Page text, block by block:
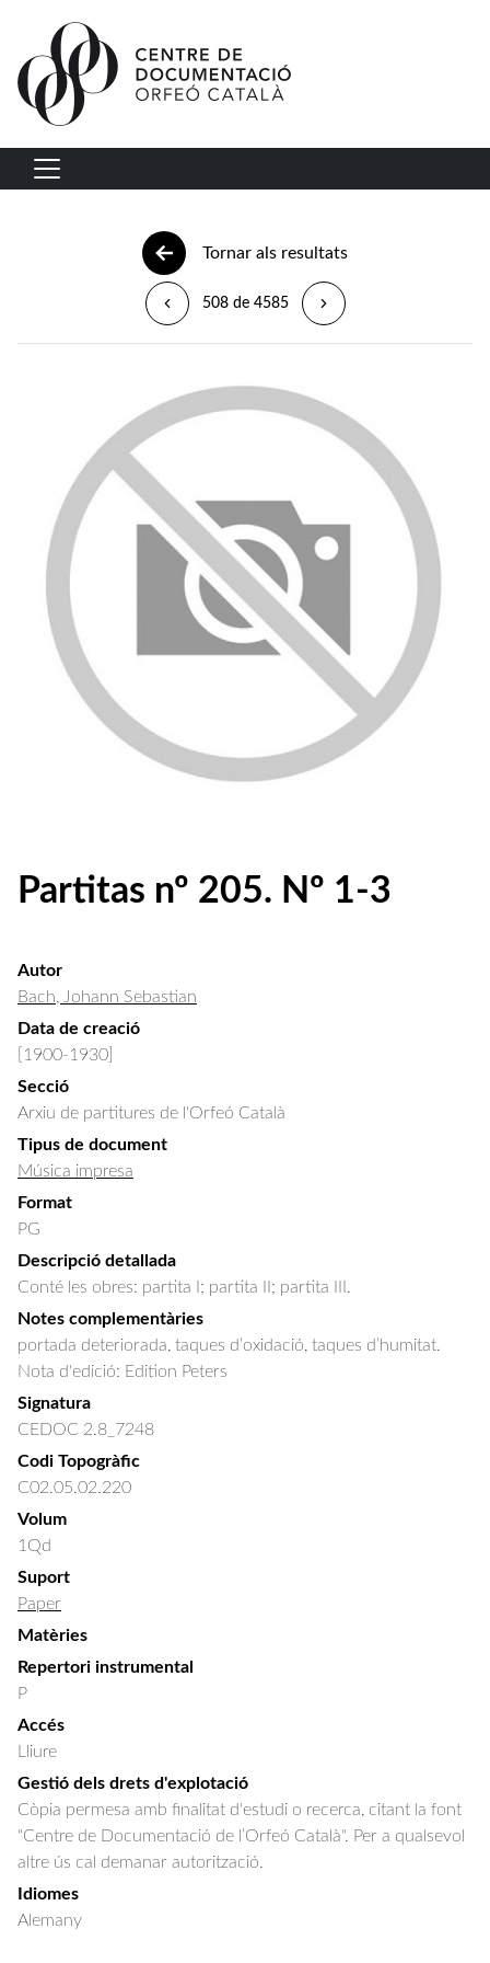
Vés al contingut
Navegació principal
Tornar als resultats
508 de 4585
Partitas nº 205. Nº 1-3
Autor
Bach, Johann Sebastian
Data de creació
[1900-1930]
Secció
Arxiu de partitures de l'Orfeó Català
Tipus de document
Música impresa
Format
PG
Descripció detallada
Conté les obres: partita I; partita II; partita III.
Notes complementàries
portada deteriorada, taques d’oxidació, taques d’humitat.
Nota d'edició: Edition Peters
Signatura
CEDOC 2.8_7248
Codi Topogràfic
C02.05.02.220
Volum
1Qd
Suport
Paper
Matèries
Repertori instrumental
P
Accés
Lliure
Gestió dels drets d'explotació
Còpia permesa amb finalitat d'estudi o recerca, citant la font
"Centre de Documentació de l’Orfeó Català". Per a qualsevol
altre ús cal demanar autorització.
Idiomes
Alemany